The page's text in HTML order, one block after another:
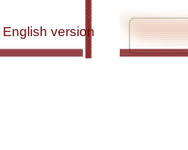
English version